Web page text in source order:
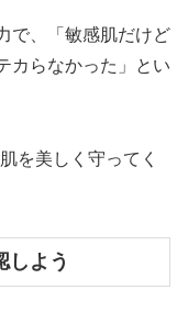
で、「敏感肌だけど
カらなかった」とい
を美しく守ってく
よう